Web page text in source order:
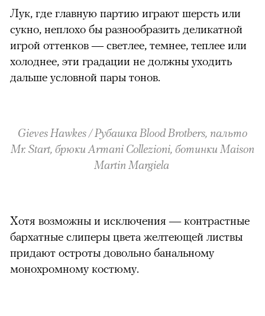
Лук, где главную партию играют шерсть или
сукно, неплохо бы разнообразить деликатной
игрой оттенков — светлее, темнее, теплее или
холоднее, эти градации не должны уходить
дальше условной пары тонов.
Gieves Hawkes / Рубашка Blood Brothers, пальто
Mr. Start, брюки Armani Collezioni, ботинки Maison
Martin Margiela
Хотя возможны и исключения — контрастные
бархатные слиперы цвета желтеющей листвы
придают остроты довольно банальному
монохромному костюму.